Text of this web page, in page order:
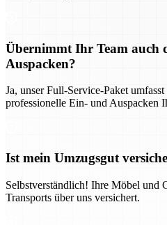
Übernimmt Ihr Team auch
Auspacken?
Ja, unser Full-Service-Paket
professionelle Ein- und Auspacken
Ist mein Umzugsgut
Selbstverständlich! Ihre Möbel und
Transports über uns versichert.